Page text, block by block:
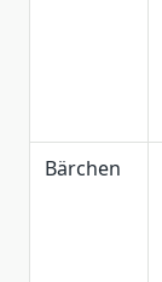
Bärchen